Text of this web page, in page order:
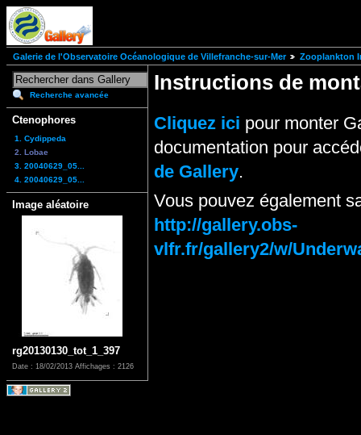
Galerie de l'Observatoire Océanologique de Villefranche-sur-Mer Zooplankton
Recherche avancée
Ctenophores
1. Cydippeda
2. Lobae
3. 20040629_05...
4. 20040629_05...
Image aléatoire
rg20130130_tot_1_397
Date : 18/02/2013 Affichages : 2126
Instructions de
Cliquez ici pour monter
documentation pour
de Gallery.
Vous pouvez également
http://gallery.obs-
vlfr.fr/gallery2/w/